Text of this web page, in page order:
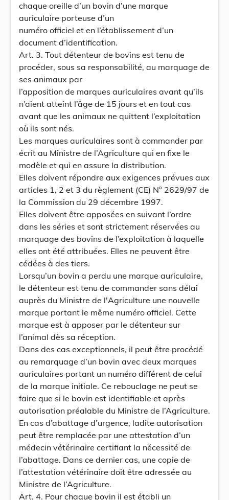
chaque oreille d’un bovin d’une marque
auriculaire porteuse d’un
numéro officiel et en l’établissement d’un
document d’identification.
Art. 3. Tout détenteur de bovins est tenu de
procéder, sous sa responsabilité, au marquage de
ses animaux par
l’apposition de marques auriculaires avant qu’ils
n’aient atteint l’âge de 15 jours et en tout cas
avant que les animaux ne quittent l’exploitation
où ils sont nés.
Les marques auriculaires sont à commander par
écrit au Ministre de l’Agriculture qui en fixe le
modèle et qui en assure la distribution.
Elles doivent répondre aux exigences prévues aux
articles 1, 2 et 3 du règlement (CE) N° 2629/97 de
la Commission du 29 décembre 1997.
Elles doivent être apposées en suivant l’ordre
dans les séries et sont strictement réservées au
marquage des bovins de l’exploitation à laquelle
elles ont été attribuées. Elles ne peuvent être
cédées à des tiers.
Lorsqu’un bovin a perdu une marque auriculaire,
le détenteur est tenu de commander sans délai
auprès du Ministre de l'Agriculture une nouvelle
marque portant le même numéro officiel. Cette
marque est à apposer par le détenteur sur
l’animal dès sa réception.
Dans des cas exceptionnels, il peut être procédé
au remarquage d’un bovin avec deux marques
auriculaires portant un numéro différent de celui
de la marque initiale. Ce rebouclage ne peut se
faire que si le bovin est identifiable et après
autorisation préalable du Ministre de l’Agriculture.
En cas d’abattage d’urgence, ladite autorisation
peut être remplacée par une attestation d’un
médecin vétérinaire certifiant la nécessité de
l’abattage. Dans ce dernier cas, une copie de
l’attestation vétérinaire doit être adressée au
Ministre de l’Agriculture.
Art. 4. Pour chaque bovin il est établi un